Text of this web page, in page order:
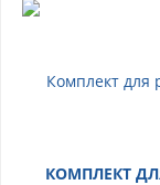
КОМПЛЕКТ